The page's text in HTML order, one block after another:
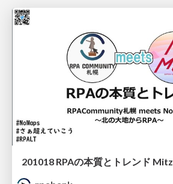
201018 RPAの本質とトレンド Mitz